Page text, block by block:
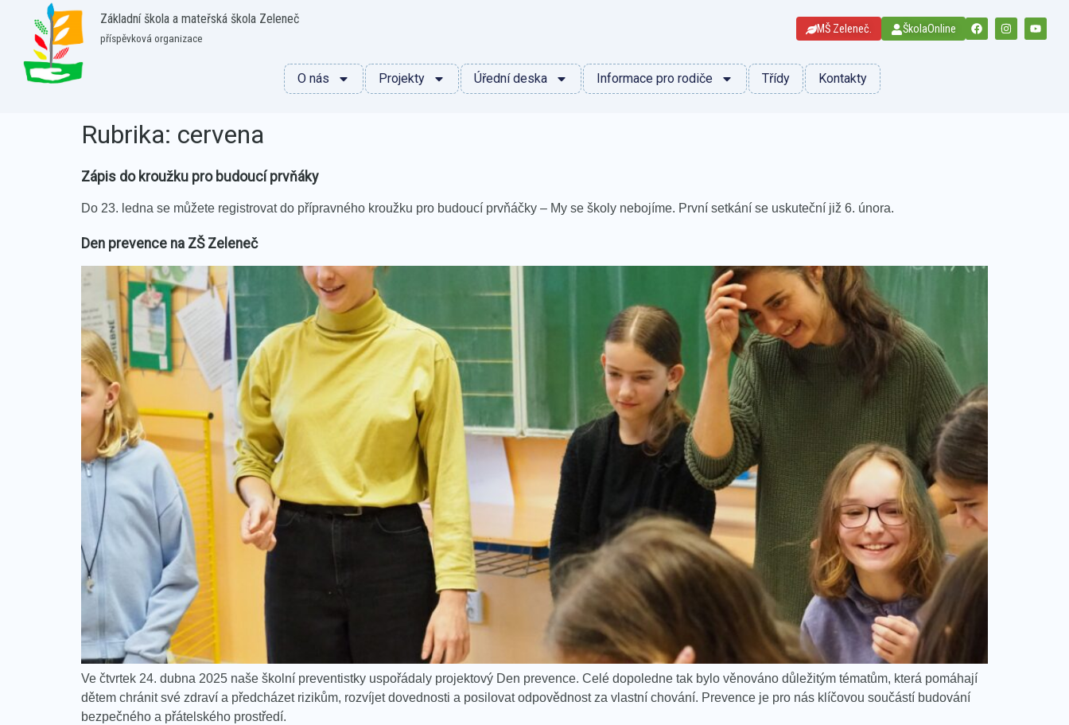
Základní škola a mateřská škola Zeleneč
příspěvková organizace
MŠ Zeleneč. ŠkolaOnline
O nás Projekty Úřední deska Informace pro rodiče Třídy Kontakty
Rubrika: cervena
Zápis do kroužku pro budoucí prvňáky
Do 23. ledna se můžete registrovat do přípravného kroužku pro budoucí prvňáčky – My se školy nebojíme. První setkání se uskuteční již 6. února.
Den prevence na ZŠ Zeleneč
Ve čtvrtek 24. dubna 2025 naše školní preventistky uspořádaly projektový Den prevence. Celé dopoledne tak bylo věnováno důležitým tématům, která pomáhají
dětem chránit své zdraví a předcházet rizikům, rozvíjet dovednosti a posilovat odpovědnost za vlastní chování. Prevence je pro nás klíčovou součástí budování
bezpečného a přátelského prostředí.